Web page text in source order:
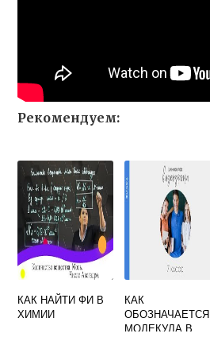
Рекомендуем:
КАК НАЙТИ ФИ В
ХИМИИ
КАК
ОБОЗНАЧАЕТСЯ
МОЛЕКУЛА В